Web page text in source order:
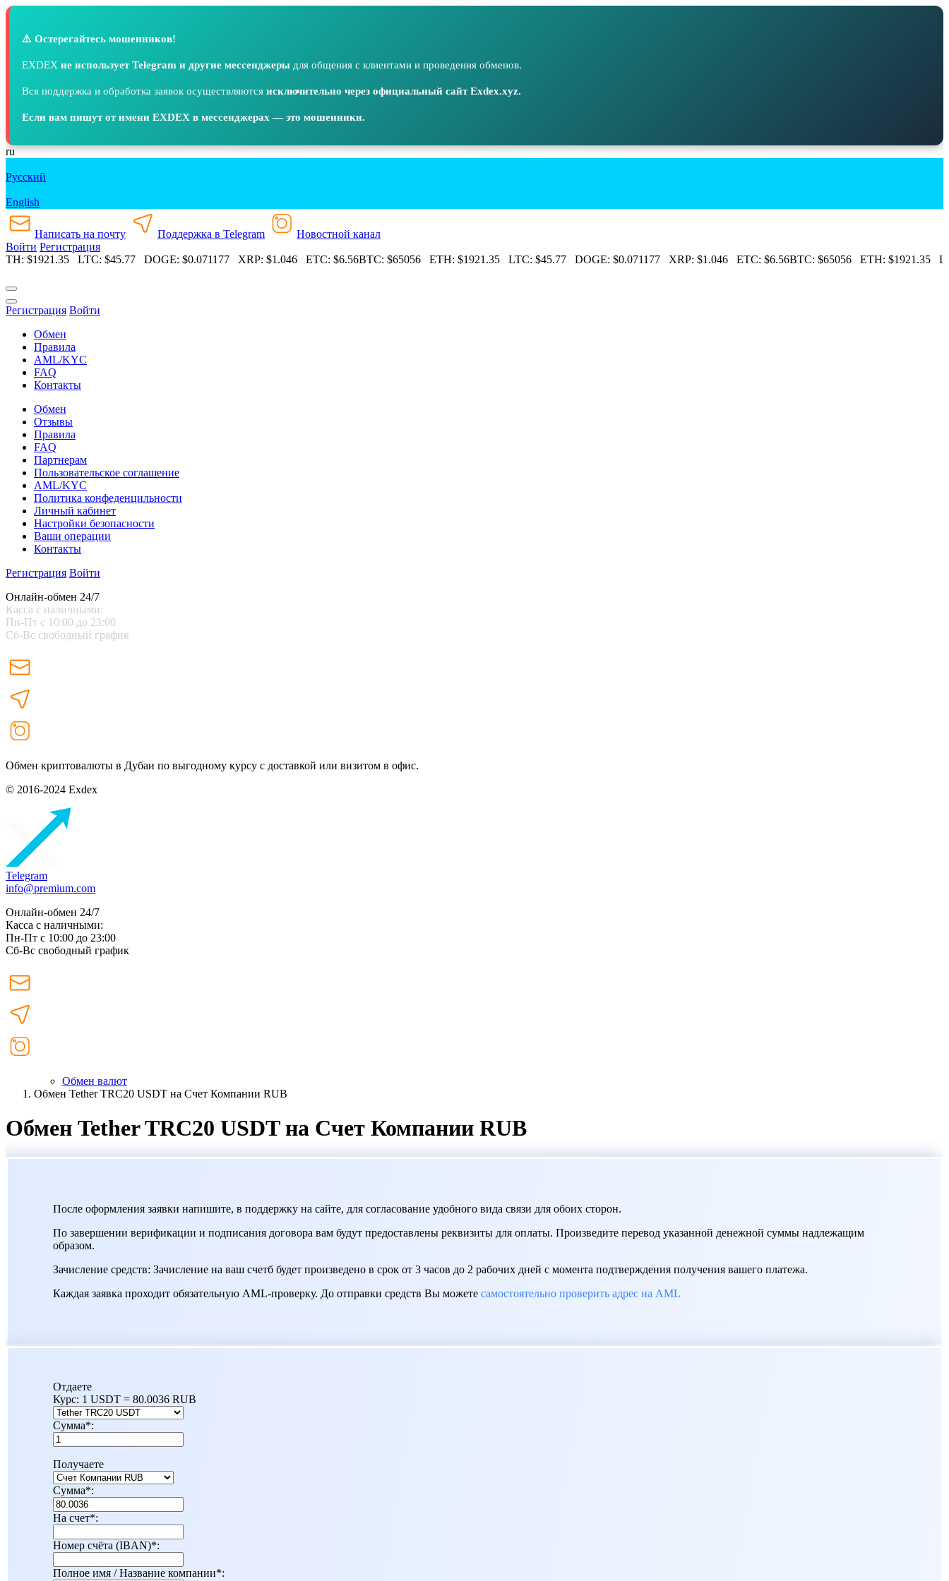
⚠️ Остерегайтесь мошенников!
EXDEX не использует Telegram и другие мессенджеры для общения с клиентами и проведения обменов.
Вся поддержка и обработка заявок осуществляются исключительно через официальный сайт Exdex.xyz.
Если вам пишут от имени EXDEX в мессенджерах — это мошенники.
ru
Русский
English
Написать на почту Поддержка в Telegram
Новостной канал
Войти Регистрация
$1921.35LTC:$45.77DOGE:$0.071177XRP:$1.046ETC:$6.56BTC:$65056ETH:$1921.35LTC:$45.77DOGE:$0.071177XRP:$1.046ETC:$6.56BTC:$65056ETH:$1921.35
Регистрация Войти
Обмен
Правила
AML/KYC
FAQ
Контакты
Обмен
Отзывы
Правила
FAQ
Партнерам
Пользовательское соглашение
AML/KYC
Политика конфеденцильности
Личный кабинет
Настройки безопасности
Ваши операции
Контакты
Регистрация Войти
Онлайн-обмен 24/7
Касса с наличными:
Пн-Пт с 10:00 до 23:00
Сб-Вс свободный график
Обмен криптовалюты в Дубаи по выгодному курсу с доставкой или визитом в офис.
© 2016-2024 Exdex
Telegram
info@premium.com
Онлайн-обмен 24/7
Касса с наличными:
Пн-Пт с 10:00 до 23:00
Сб-Вс свободный график
Обмен валют
Обмен Tether TRC20 USDT на Счет Компании RUB
Обмен Tether TRC20 USDT на Счет Компании RUB
После оформления заявки напишите, в поддержку на сайте, для согласование удобного вида связи для обоих сторон.
По завершении верификации и подписания договора вам будут предоставлены реквизиты для оплаты. Произведите перевод указанной денежной суммы надлежащим
образом.
Зачисление средств: Зачисление на ваш счетб будет произведено в срок от 3 часов до 2 рабочих дней с момента подтверждения получения вашего платежа.
Каждая заявка проходит обязательную AML-проверку. До отправки средств Вы можете самостоятельно проверить адрес на AML
Отдаете
Курс: 1 USDT = 80.0036 RUB
Сумма*:
Получаете
Сумма*:
На счет*:
Номер счёта (IBAN)*:
Полное имя / Название компании*: